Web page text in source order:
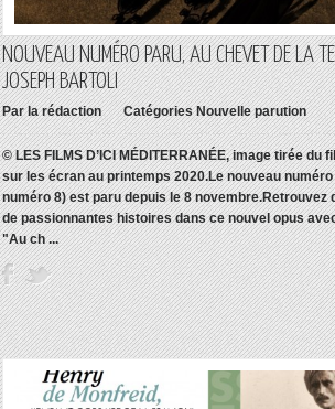
NOUVEAU NUMÉRO PARU, AU CHEVET DE LA
JOSEPH BARTOLI
Par la rédaction Catégories Nouvelle parution
© LES FILMS D’ICI MÉDITERRANÉE, image tirée du
sur les écran au printemps 2020.Le nouveau
numéro 8) est paru depuis le 8 novembre.Retrouvez
de passionnantes histoires dans ce nouvel opus
"Au ch ...